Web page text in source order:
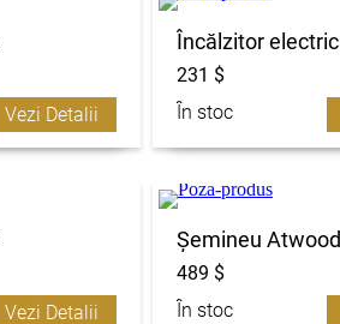
Vezi Detalii
Încălzitor electric
231 $
În stoc
Vezi Detalii
Șemineu Atwood
489 $
În stoc